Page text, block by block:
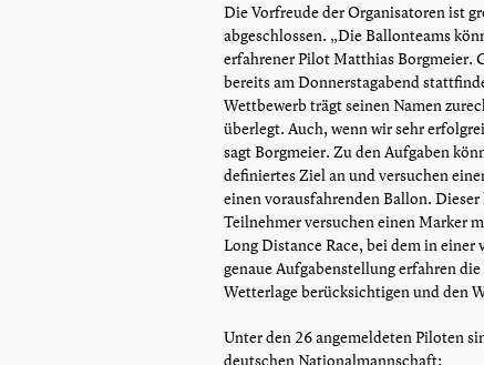
Die Vorfreude der Organisatoren ist
abgeschlossen. „Die Ballonteams
erfahrener Pilot Matthias Borgmeier.
bereits am Donnerstagabend
Wettbewerb trägt seinen Namen
überlegt. Auch, wenn wir sehr
sagt Borgmeier. Zu den Aufgaben
definiertes Ziel an und versuchen
einen vorausfahrenden Ballon.
Teilnehmer versuchen einen Marker
Long Distance Race, bei dem in
genaue Aufgabenstellung erfahren
Wetterlage berücksichtigen und den
Unter den 26 angemeldeten Piloten
deutschen Nationalmannschaft: